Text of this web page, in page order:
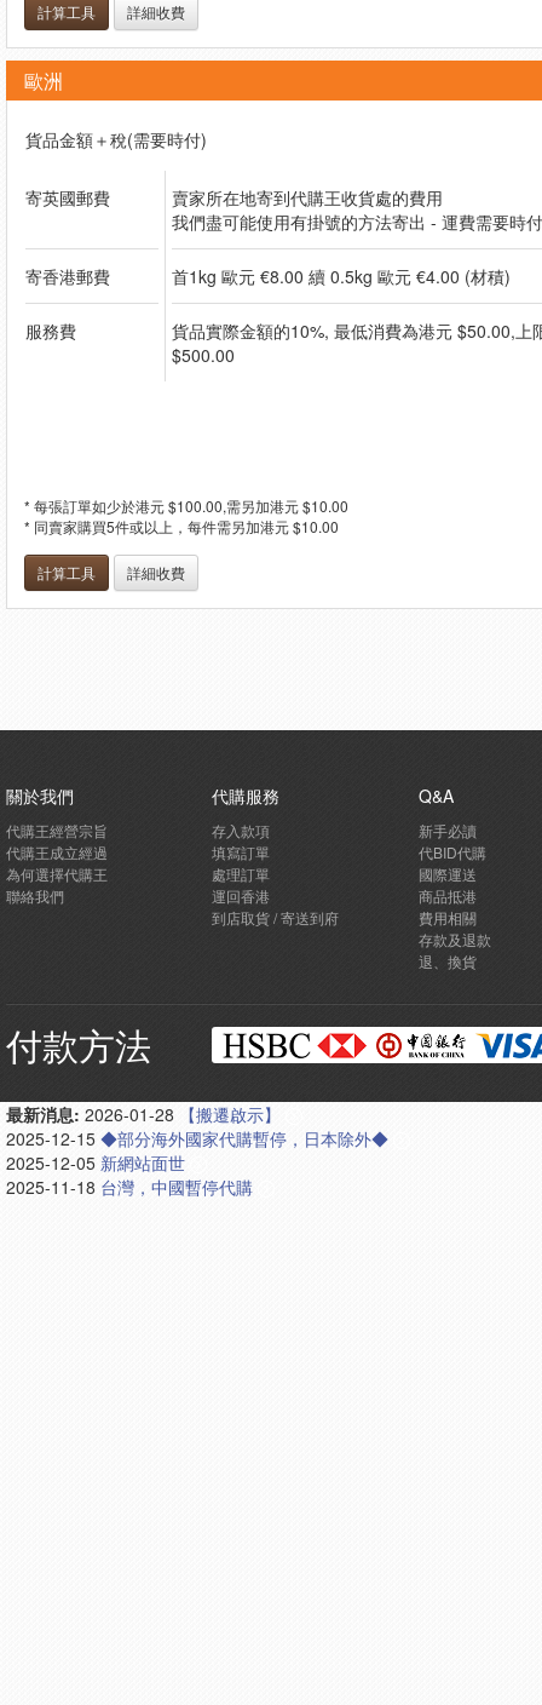
計算工具 詳細收費
歐洲
貨品金額＋稅(需要時付)
寄英國郵費
寄香港郵費
服務費
賣家所在地寄到代購王收貨處的費用
我們盡可能使用有掛號的方法寄出 - 運費需要時付
首1kg 歐元 €8.00 續 0.5kg 歐元 €4.00 (材積)
貨品實際金額的10%, 最低消費為港元 $50.00,上
$500.00
* 每張訂單如少於港元 $100.00,需另加港元 $10.00
* 同賣家購買5件或以上，每件需另加港元 $10.00
計算工具 詳細收費
關於我們
代購王經營宗旨
代購王成立經過
為何選擇代購王
聯絡我們
代購服務
存入款項
填寫訂單
處理訂單
運回香港
到店取貨 / 寄送到府
Q&A
新手必讀
代BID代購
國際運送
商品抵港
費用相關
存款及退款
退、換貨
付款方法
最新消息: 2026-01-28
【搬遷啟示】
2025-12-15 ◆部分海外國家代購暫停，日本除外◆
2025-12-05 新網站面世
2025-11-18 台灣，中國暫停代購